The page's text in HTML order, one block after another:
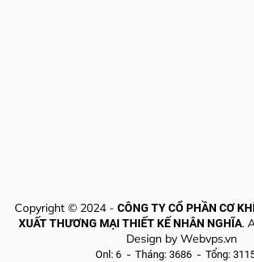
Copyright © 2024 - CÔNG TY CỔ PHẦN CƠ
XUẤT THƯƠNG MẠI THIẾT KẾ NHÂN NGHĨA.
Design by Webvps.vn
Onl: 6 Tháng: 3686 Tổng: